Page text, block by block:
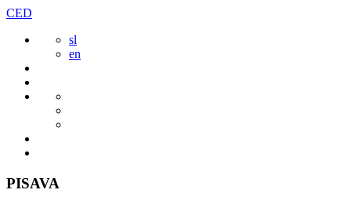
Preskoči
vsebine
CED
sl
en
PISAVA